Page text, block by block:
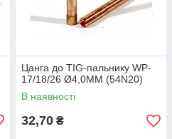
Цанга до TIG-пальнику WP-
17/18/26 Ø4,0ММ (54N20)
В наявності
32,70 ₴